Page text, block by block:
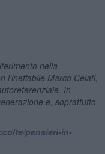
nella
l’ineffabile Marco Celati,
In
e, soprattutto,
pensieri-in-